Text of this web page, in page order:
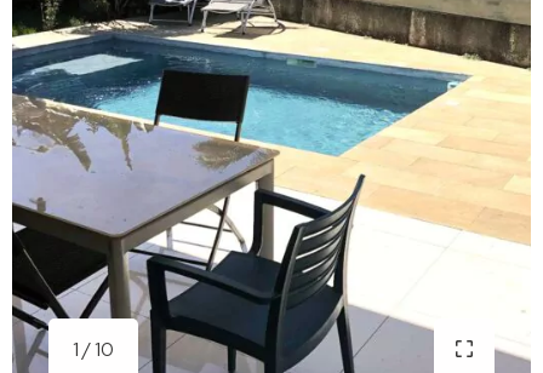
1 / 10